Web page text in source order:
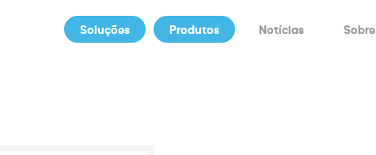
Soluções Produtos Notícias Sobre